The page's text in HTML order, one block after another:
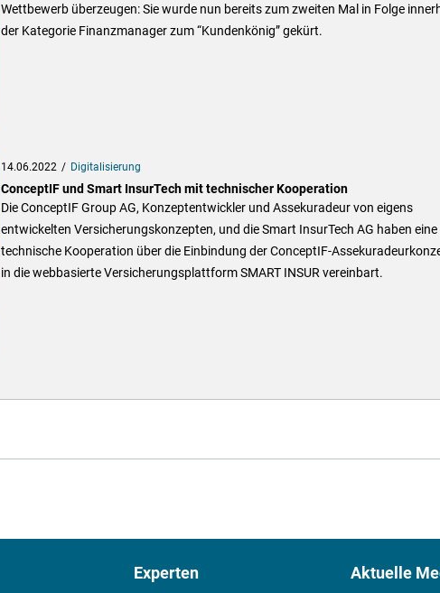
Wettbewerb überzeugen: Sie wurde nun bereits zum zweiten Mal in Folge
der Kategorie Finanzmanager zum “Kundenkönig” gekürt.
14.06.2022 Digitalisierung
ConceptIF und Smart InsurTech mit technischer Kooperation
Die ConceptIF Group AG, Konzeptentwickler und Assekuradeur von eigens
entwickelten Versicherungskonzepten, und die Smart InsurTech AG haben eine
technische Kooperation über die Einbindung der ConceptIF-
in die webbasierte Versicherungsplattform SMART INSUR vereinbart.
Experten Aktuelle